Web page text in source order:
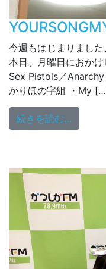
今週もはじまりまし
本日、月曜日におか
Sex Pistols／
かりほの字組 ・My
続きを読む…